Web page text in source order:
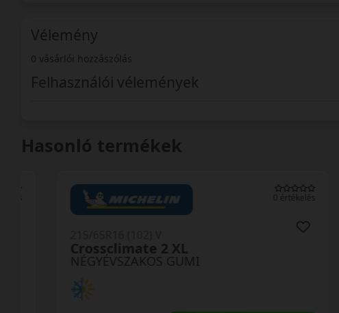
Vélemény
0 vásárlói hozzászólás
Felhasználói vélemények
Hasonló termékek
0 értékelés
NÉGYÉVSZAKOS GUMI
Crossclimate 2 XL